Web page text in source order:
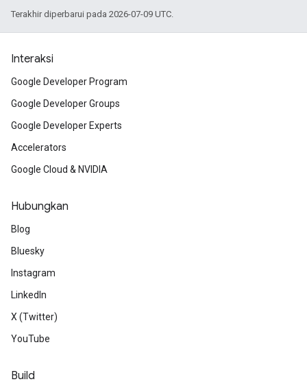
Terakhir diperbarui pada 2026-07-09 UTC.
Interaksi
Google Developer Program
Google Developer Groups
Google Developer Experts
Accelerators
Google Cloud & NVIDIA
Hubungkan
Blog
Bluesky
Instagram
LinkedIn
X (Twitter)
YouTube
Build